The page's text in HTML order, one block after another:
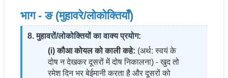
भाग - ङ (मुहावरे/लोकोक्तियाँ)
8. मुहावरों/लोकोक्तियों का वाक्य प्रयोग:
(i) कौआ कोयल को काली कहे: (अर्थ: स्वयं के
दोष न देखकर दूसरों में दोष निकालना) - खुद तो
रमेश दिन भर बेईमानी करता है और दूसरों को